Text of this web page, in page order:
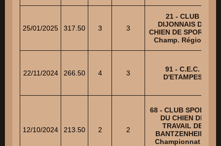
25/01/2025 317.50 3 3
21 - CLUB
DIJONNAIS DU
CHIEN DE SPORTS -
Champ. Régional
22/11/2024 266.50 4 3
91 - C.E.C.
D'ETAMPES
12/10/2024 213.50 2 2
68 - CLUB SPORTIF
DU CHIEN DE
TRAVAIL DE
BANTZENHEIM -
Championnat de